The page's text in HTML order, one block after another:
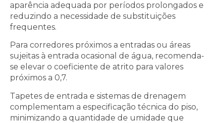
aparência adequada por períodos prolongados e
reduzindo a necessidade de substituições
frequentes.
Para corredores próximos a entradas ou áreas
sujeitas à entrada ocasional de água, recomenda-
se elevar o coeficiente de atrito para valores
próximos a 0,7.
Tapetes de entrada e sistemas de drenagem
complementam a especificação técnica do piso,
minimizando a quantidade de umidade que